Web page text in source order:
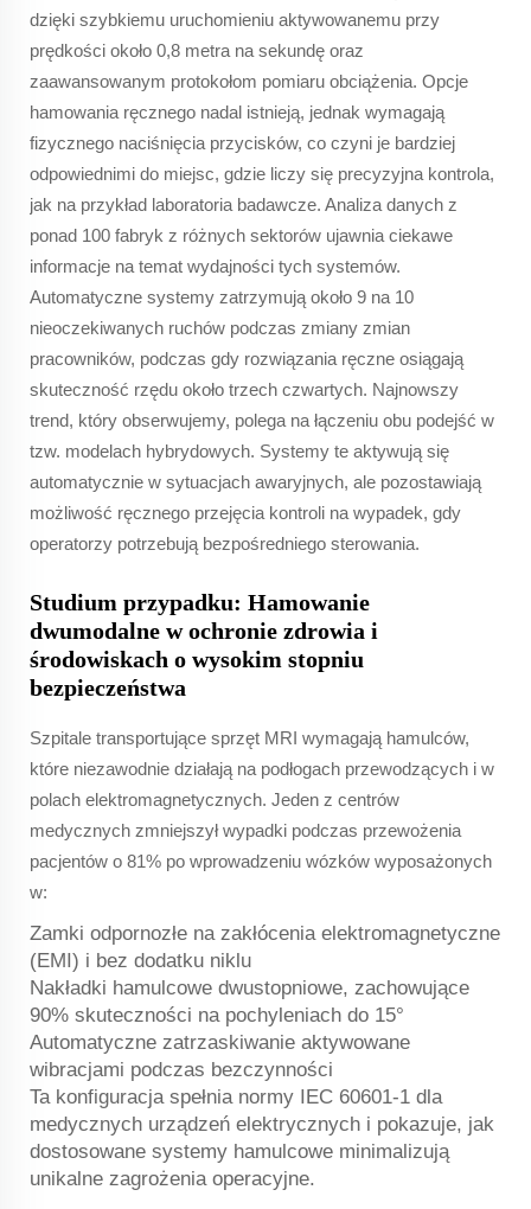
dzięki szybkiemu uruchomieniu aktywowanemu przy
prędkości około 0,8 metra na sekundę oraz
zaawansowanym protokołom pomiaru obciążenia. Opcje
hamowania ręcznego nadal istnieją, jednak wymagają
fizycznego naciśnięcia przycisków, co czyni je bardziej
odpowiednimi do miejsc, gdzie liczy się precyzyjna kontrola,
jak na przykład laboratoria badawcze. Analiza danych z
ponad 100 fabryk z różnych sektorów ujawnia ciekawe
informacje na temat wydajności tych systemów.
Automatyczne systemy zatrzymują około 9 na 10
nieoczekiwanych ruchów podczas zmiany zmian
pracowników, podczas gdy rozwiązania ręczne osiągają
skuteczność rzędu około trzech czwartych. Najnowszy
trend, który obserwujemy, polega na łączeniu obu podejść w
tzw. modelach hybrydowych. Systemy te aktywują się
automatycznie w sytuacjach awaryjnych, ale pozostawiają
możliwość ręcznego przejęcia kontroli na wypadek, gdy
operatorzy potrzebują bezpośredniego sterowania.
Studium przypadku: Hamowanie
dwumodalne w ochronie zdrowia i
środowiskach o wysokim stopniu
bezpieczeństwa
Szpitale transportujące sprzęt MRI wymagają hamulców,
które niezawodnie działają na podłogach przewodzących i w
polach elektromagnetycznych. Jeden z centrów
medycznych zmniejszył wypadki podczas przewożenia
pacjentów o 81% po wprowadzeniu wózków wyposażonych
w:
Zamki odpornozłe na zakłócenia elektromagnetyczne
(EMI) i bez dodatku niklu
Nakładki hamulcowe dwustopniowe, zachowujące
90% skuteczności na pochyleniach do 15°
Automatyczne zatrzaskiwanie aktywowane
wibracjami podczas bezczynności
Ta konfiguracja spełnia normy IEC 60601-1 dla
medycznych urządzeń elektrycznych i pokazuje, jak
dostosowane systemy hamulcowe minimalizują
unikalne zagrożenia operacyjne.